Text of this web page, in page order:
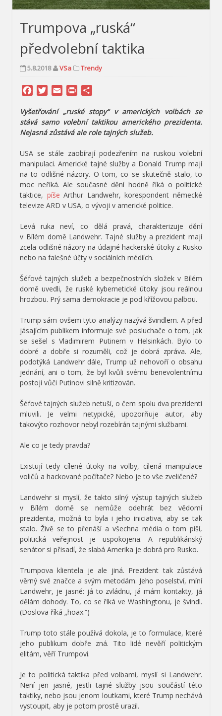
Trumpova „ruská“
předvolební taktika
5.8.2018 VSa Trendy
Facebook
Twitter
Email Print
Vyšetřování „ruské stopy“ v amerických volbách se
stává samo volební taktikou amerického prezidenta.
Nejasná zůstává ale role tajných služeb.
USA se stále zaobírají podezřením na ruskou volební
manipulaci. Americké tajné služby a Donald Trump mají
na to odlišné názory. O tom, co se skutečně stalo, to
moc neříká. Ale současné dění hodně říká o politické
taktice, píše Arthur Landwehr, korespondent německé
televize ARD v USA, o vývoji v americké politice.
Levá ruka neví, co dělá pravá, charakterizuje dění
v Bílém domě Landwehr. Tajné služby a prezident mají
zcela odlišné názory na údajné hackerské útoky z Rusko
nebo na falešné účty v sociálních médiích.
Šéfové tajných služeb a bezpečnostních složek v Bílém
domě uvedli, že ruské kybernetické útoky jsou reálnou
hrozbou. Prý sama demokracie je pod křížovou palbou.
Trump sám ovšem tyto analýzy nazývá švindlem. A před
jásajícím publikem informuje své posluchače o tom, jak
se sešel s Vladimirem Putinem v Helsinkách. Bylo to
dobré a dobře si rozuměli, což je dobrá zpráva. Ale,
podotýká Landwehr dále, Trump už nehovoří o obsahu
jednání, ani o tom, že byl kvůli svému benevolentnímu
postoji vůči Putinovi silně kritizován.
Šéfové tajných služeb netuší, o čem spolu dva prezidenti
mluvili. Je velmi netypické, upozorňuje autor, aby
takovýto rozhovor nebyl rozebírán tajnými službami.
Ale co je tedy pravda?
Existují tedy cílené útoky na volby, cílená manipulace
voličů a hackované počítače? Nebo je to vše zveličené?
Landwehr si myslí, že takto silný výstup tajných služeb
v Bílém domě se nemůže odehrát bez vědomí
prezidenta, možná to byla i jeho iniciativa, aby se tak
stalo. Živě se to přenáší a všechna média o tom píší,
politická veřejnost je uspokojena. A republikánský
senátor si přisadí, že slabá Amerika je dobrá pro Rusko.
Trumpova klientela je ale jiná. Prezident tak zůstává
věrný své značce a svým metodám. Jeho poselství, míní
Landwehr, je jasné: já to zvládnu, já mám kontakty, já
dělám dohody. To, co se říká ve Washingtonu, je švindl.
(Doslova říká „hoax.“)
Trump toto stále používá dokola, je to formulace, které
jeho publikum dobře zná. Tito lidé nevěří politickým
elitám, věří Trumpovi.
Je to politická taktika před volbami, myslí si Landwehr.
Není jen jasné, jestli tajné služby jsou součástí této
taktiky, nebo jsou jenom loutkami, které Trump nechává
vystoupit, aby je potom prostě urazil.